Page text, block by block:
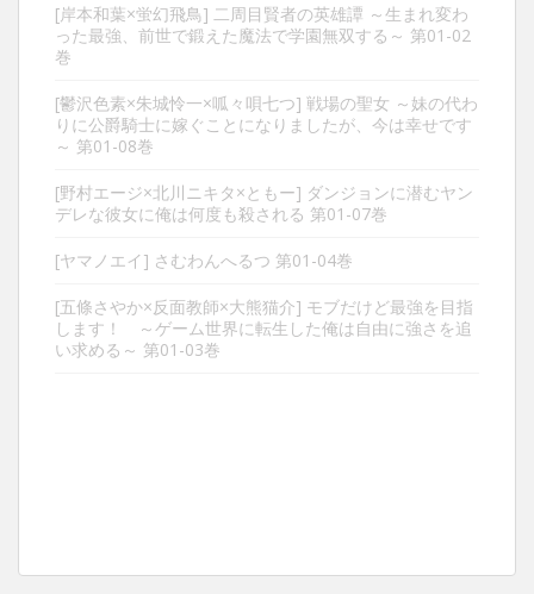
[岸本和葉×蛍幻飛鳥] 二周目賢者の英雄譚 ～生まれ変わ
った最強、前世で鍛えた魔法で学園無双する～ 第01-02
巻
[鬱沢色素×朱城怜一×呱々唄七つ] 戦場の聖女 ～妹の代わ
りに公爵騎士に嫁ぐことになりましたが、今は幸せです
～ 第01-08巻
[野村エージ×北川ニキタ×ともー] ダンジョンに潜むヤン
デレな彼女に俺は何度も殺される 第01-07巻
[ヤマノエイ] さむわんへるつ 第01-04巻
[五條さやか×反面教師×大熊猫介] モブだけど最強を目指
します！ ～ゲーム世界に転生した俺は自由に強さを追
い求める～ 第01-03巻